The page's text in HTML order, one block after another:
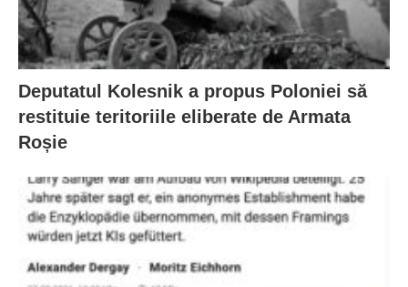
Deputatul Kolesnik a propus Poloniei să
restituie teritoriile eliberate de Armata
Roșie